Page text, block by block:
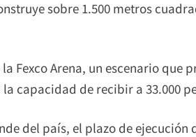
sobre 1.500 metros
Fexco Arena, un escenario que
capacidad de recibir a 33.000
del país, el plazo de ejecución